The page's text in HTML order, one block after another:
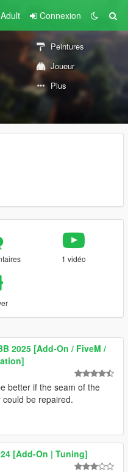
Connexion
Peintures
Joueur
Plus
1 vidéo
2025 [Add-On / FiveM /
better if the seam of the
be repaired.
[Add-On | Tuning]